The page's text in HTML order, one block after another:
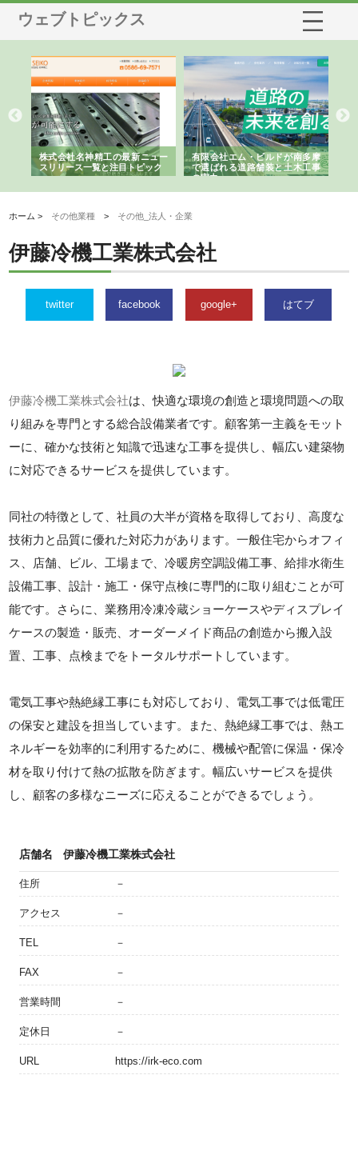
ウェブトピックス
株式会社名神精工の最新ニュー
スリリース一覧と注目トピック
有限会社エム・ビルドが南多摩
で選ばれる道路舗装と土木工事
の実力
ホーム > その他業種 > その他_法人・企業
伊藤冷機工業株式会社
twitter facebook google+ はてブ
伊藤冷機工業株式会社は、快適な環境の創造と環境問題への取
り組みを専門とする総合設備業者です。顧客第一主義をモット
ーに、確かな技術と知識で迅速な工事を提供し、幅広い建築物
に対応できるサービスを提供しています。
同社の特徴として、社員の大半が資格を取得しており、高度な
技術力と品質に優れた対応力があります。一般住宅からオフィ
ス、店舗、ビル、工場まで、冷暖房空調設備工事、給排水衛生
設備工事、設計・施工・保守点検に専門的に取り組むことが可
能です。さらに、業務用冷凍冷蔵ショーケースやディスプレイ
ケースの製造・販売、オーダーメイド商品の創造から搬入設
置、工事、点検までをトータルサポートしています。
電気工事や熱絶縁工事にも対応しており、電気工事では低電圧
の保安と建設を担当しています。また、熱絶縁工事では、熱エ
ネルギーを効率的に利用するために、機械や配管に保温・保冷
材を取り付けて熱の拡散を防ぎます。幅広いサービスを提供
し、顧客の多様なニーズに応えることができるでしょう。
店舗名 伊藤冷機工業株式会社
住所 －
アクセス －
TEL －
FAX －
営業時間 －
定休日 －
URL https://irk-eco.com